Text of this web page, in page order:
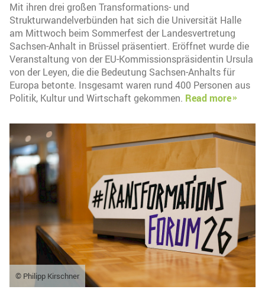
Mit ihren drei großen Transformations- und
Strukturwandelverbünden hat sich die Universität Halle
am Mittwoch beim Sommerfest der Landesvertretung
Sachsen-Anhalt in Brüssel präsentiert. Eröffnet wurde die
Veranstaltung von der EU-Kommissionspräsidentin Ursula
von der Leyen, die die Bedeutung Sachsen-Anhalts für
Europa betonte. Insgesamt waren rund 400 Personen aus
Politik, Kultur und Wirtschaft gekommen. Read more
© Philipp Kirschner